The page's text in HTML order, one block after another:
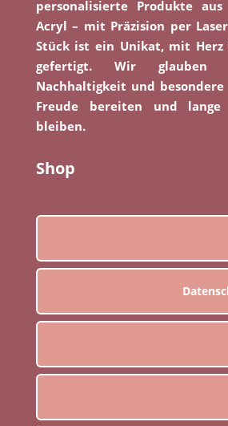
personalisierte Produkte
Acryl – mit Präzision per
Stück ist ein Unikat, mit Herz
gefertigt. Wir glauben
Nachhaltigkeit und besondere
Freude bereiten und
bleiben.
Shop